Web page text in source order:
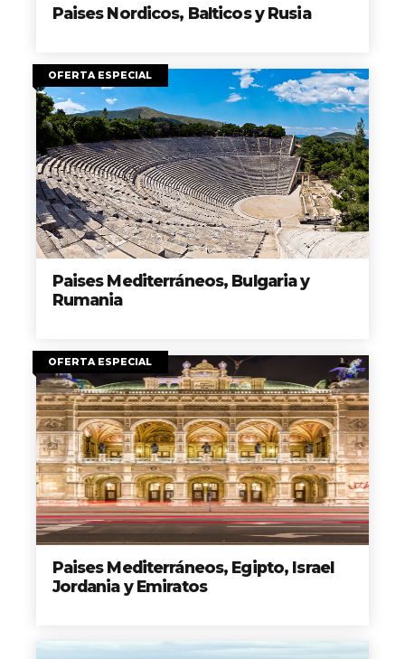
Paises Nordicos, Balticos y Rusia
OFERTA ESPECIAL
Paises Mediterráneos, Bulgaria y
Rumania
OFERTA ESPECIAL
Paises Mediterráneos, Egipto, Israel
Jordania y Emiratos